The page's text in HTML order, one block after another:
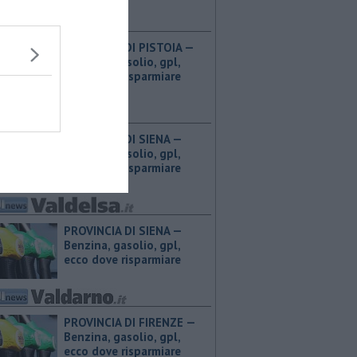
PROVINCIA DI PISTOIA — ​
Benzina, gasolio, gpl,
ecco dove risparmiare
PROVINCIA DI SIENA — ​
Benzina, gasolio, gpl,
ecco dove risparmiare
PROVINCIA DI SIENA — ​
Benzina, gasolio, gpl,
ecco dove risparmiare
PROVINCIA DI FIRENZE — ​
Benzina, gasolio, gpl,
ecco dove risparmiare